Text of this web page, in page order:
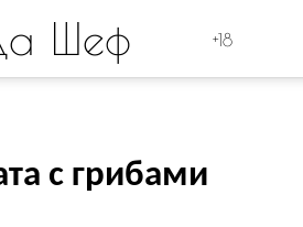
Шеф +18
с грибами